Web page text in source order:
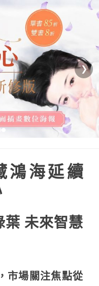
❯
鴻海延續
葉 未來智慧
市場關注焦點從